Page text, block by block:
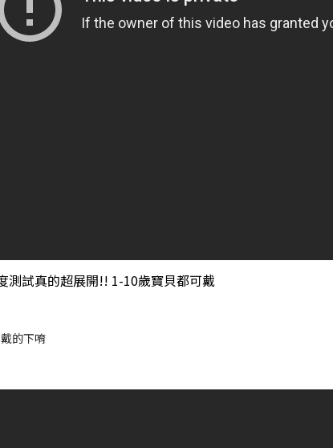
測試真的超展開!! 1-10歲寶貝都可戴
的下唷